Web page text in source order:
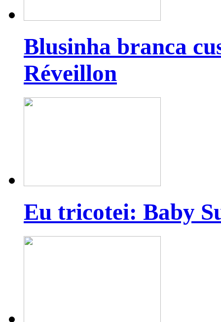
Blusinha branca
Réveillon
Eu tricotei: Baby